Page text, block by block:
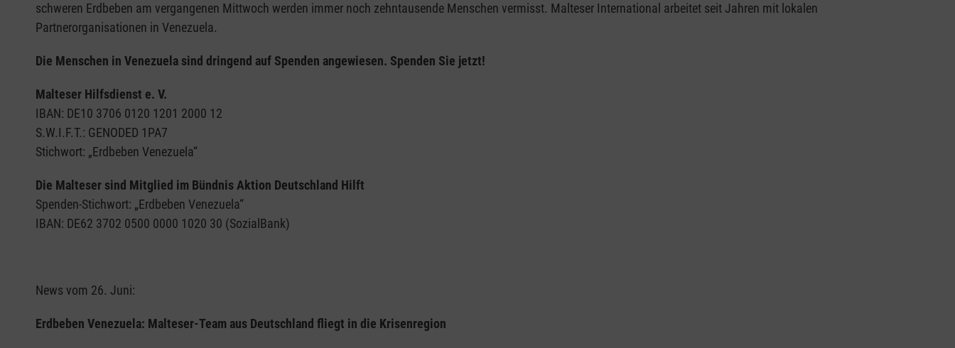
schweren Erdbeben am vergangenen Mittwoch werden immer noch zehntausende Menschen vermisst. Malteser International arbeitet seit Jahren mit lokalen
Partnerorganisationen in Venezuela.
Die Menschen in Venezuela sind dringend auf Spenden angewiesen. Spenden Sie jetzt!
Malteser Hilfsdienst e. V.
IBAN: DE10 3706 0120 1201 2000 12
S.W.I.F.T.: GENODED 1PA7
Stichwort: „Erdbeben Venezuela“
Die Malteser sind Mitglied im Bündnis Aktion Deutschland Hilft
Spenden-Stichwort: „Erdbeben Venezuela“
IBAN: DE62 3702 0500 0000 1020 30 (SozialBank)
News vom 26. Juni:
Erdbeben Venezuela: Malteser-Team aus Deutschland fliegt in die Krisenregion